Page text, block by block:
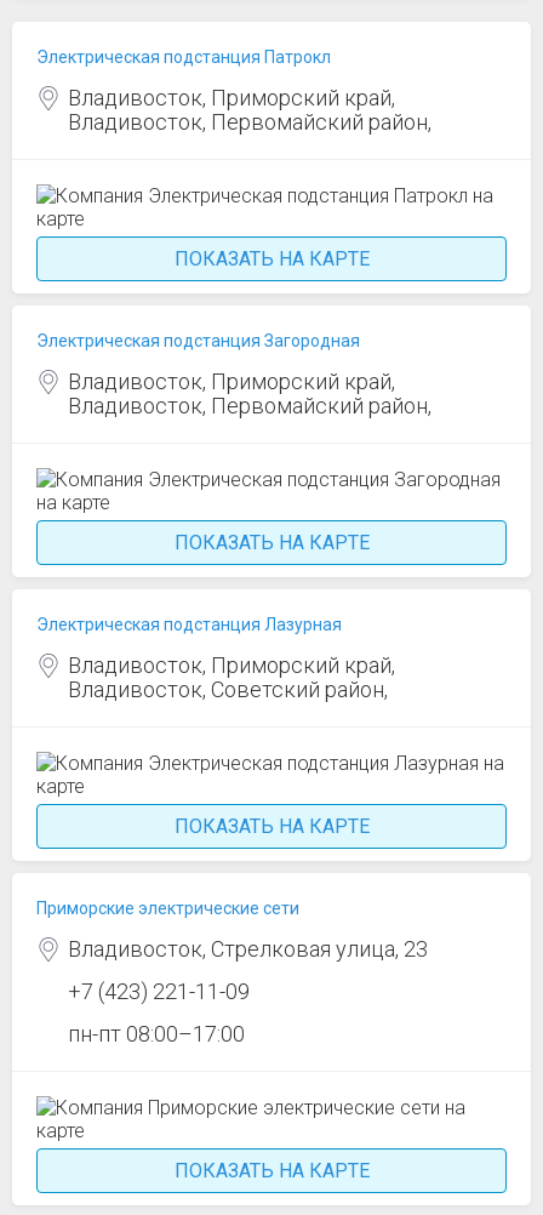
Электрическая подстанция Патрокл
Владивосток, Приморский край,
Владивосток, Первомайский район,
ПОКАЗАТЬ НА КАРТЕ
Электрическая подстанция Загородная
Владивосток, Приморский край,
Владивосток, Первомайский район,
ПОКАЗАТЬ НА КАРТЕ
Электрическая подстанция Лазурная
Владивосток, Приморский край,
Владивосток, Советский район,
ПОКАЗАТЬ НА КАРТЕ
Приморские электрические сети
Владивосток, Стрелковая улица, 23
+7 (423) 221-11-09
пн-пт 08:00–17:00
ПОКАЗАТЬ НА КАРТЕ